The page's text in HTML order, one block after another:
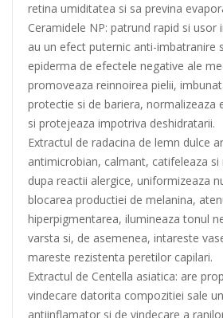
retina umiditatea si sa previna
Ceramidele NP: patrund rapid si usor
au un efect puternic anti-imbatranire
epiderma de efectele negative ale
promoveaza reinnoirea pielii,
protectie si de bariera, normalizeaza
si protejeaza impotriva deshidratarii.
Extractul de radacina de lemn dulce
antimicrobian, calmant, catifeleaza si
dupa reactii alergice, uniformizeaza
blocarea productiei de melanina,
hiperpigmentarea, ilumineaza tonul
varsta si, de asemenea, intareste
mareste rezistenta peretilor capilari.
Extractul de Centella asiatica: are
vindecare datorita compozitiei sale
antiinflamator si de vindecare a